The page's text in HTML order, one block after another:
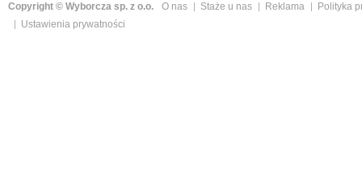
Copyright © Wyborcza sp. z o.o. O nas Staże u nas Reklama
Polityka
Ustawienia prywatności